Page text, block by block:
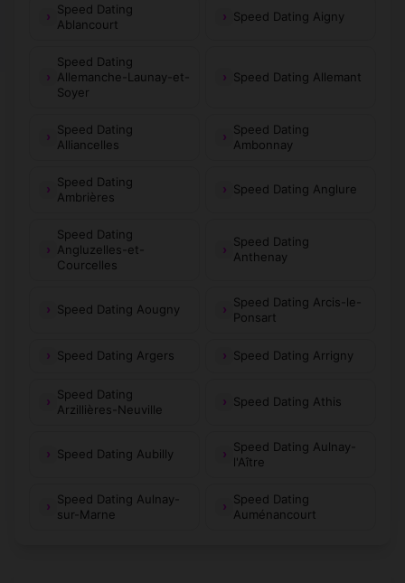
Speed Dating
Ablancourt
Speed Dating Aigny
Speed Dating
Allemanche-Launay-et-
Soyer
Speed Dating Allemant
Speed Dating
Alliancelles
Speed Dating
Ambonnay
Speed Dating
Ambrières
Speed Dating Anglure
Speed Dating
Angluzelles-et-
Courcelles
Speed Dating
Anthenay
Speed Dating Aougny
Speed Dating Arcis-le-
Ponsart
Speed Dating Argers Speed Dating Arrigny
Speed Dating
Arzillières-Neuville
Speed Dating Athis
Speed Dating Aubilly
Speed Dating Aulnay-
l'Aître
Speed Dating Aulnay-
sur-Marne
Speed Dating
Auménancourt